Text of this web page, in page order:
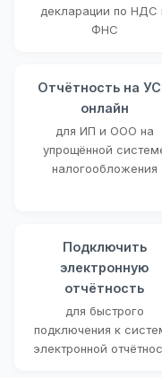
декларации по НДС
ФНС
Отчётность на
онлайн
для ИП и ООО на
упрощённой
налогообложения
Подключить
электронную
отчётность
для быстрого
подключения к
электронной